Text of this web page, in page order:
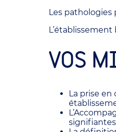
Les pathologies
VOS
La prise
signifiantes